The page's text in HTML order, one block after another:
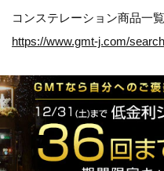
コンステレーション商品一覧
https://www.gmt-j.com/